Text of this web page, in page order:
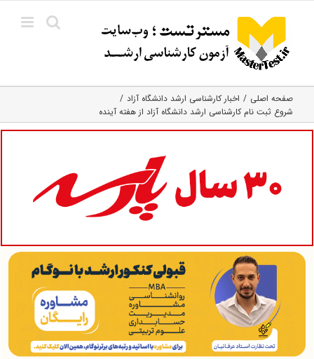
content
صفحه اصلی
اخبار کارشناسی ارشد دانشگاه آزاد
شروع ثبت نام کارشناسی ارشد دانشگاه آزاد از هفته آینده